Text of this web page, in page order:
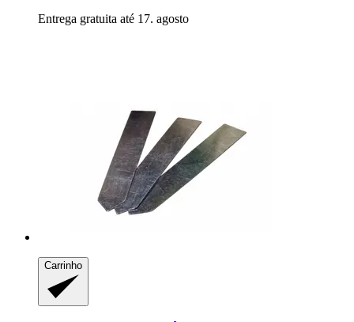
Entrega gratuita até 17. agosto
Carrinho